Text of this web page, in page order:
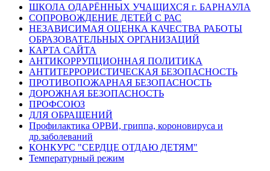
ШКОЛА ОДАРЁННЫХ УЧАЩИХСЯ г. БАРНАУЛА
СОПРОВОЖДЕНИЕ ДЕТЕЙ С РАС
НЕЗАВИСИМАЯ ОЦЕНКА КАЧЕСТВА РАБОТЫ
ОБРАЗОВАТЕЛЬНЫХ ОРГАНИЗАЦИЙ
КАРТА САЙТА
АНТИКОРРУПЦИОННАЯ ПОЛИТИКА
АНТИТЕРРОРИСТИЧЕСКАЯ БЕЗОПАСНОСТЬ
ПРОТИВОПОЖАРНАЯ БЕЗОПАСНОСТЬ
ДОРОЖНАЯ БЕЗОПАСНОСТЬ
ПРОФСОЮЗ
ДЛЯ ОБРАЩЕНИЙ
Профилактика ОРВИ, гриппа, короновируса и
др.заболеваний
КОНКУРС "СЕРДЦЕ ОТДАЮ ДЕТЯМ"
Температурный режим